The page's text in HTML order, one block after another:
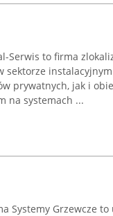
Serwis to firma
sektorze
prywatnych, jak i
na systemach ...
Systemy Grzewcze